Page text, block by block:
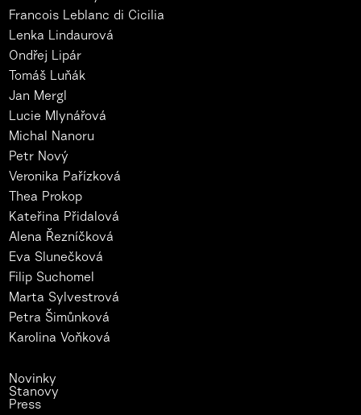
Francois Leblanc di Cicilia
Lenka Lindaurová
Ondřej Lipár
Tomáš Luňák
Jan Mergl
Lucie Mlynářová
Michal Nanoru
Petr Nový
Veronika Pařízková
Thea Prokop
Kateřina Přidalová
Alena Řezníčková
Eva Slunečková
Filip Suchomel
Marta Sylvestrová
Petra Šimůnková
Karolina Voňková
Novinky
Stanovy
Press